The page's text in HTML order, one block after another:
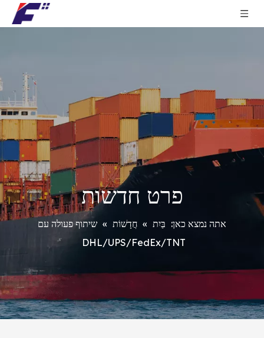
פרט חדשות
אתה נמצא כאן: בַּיִת » חֲדָשׁוֹת » שיתוף פעולה עם
DHL/UPS/FedEx/TNT